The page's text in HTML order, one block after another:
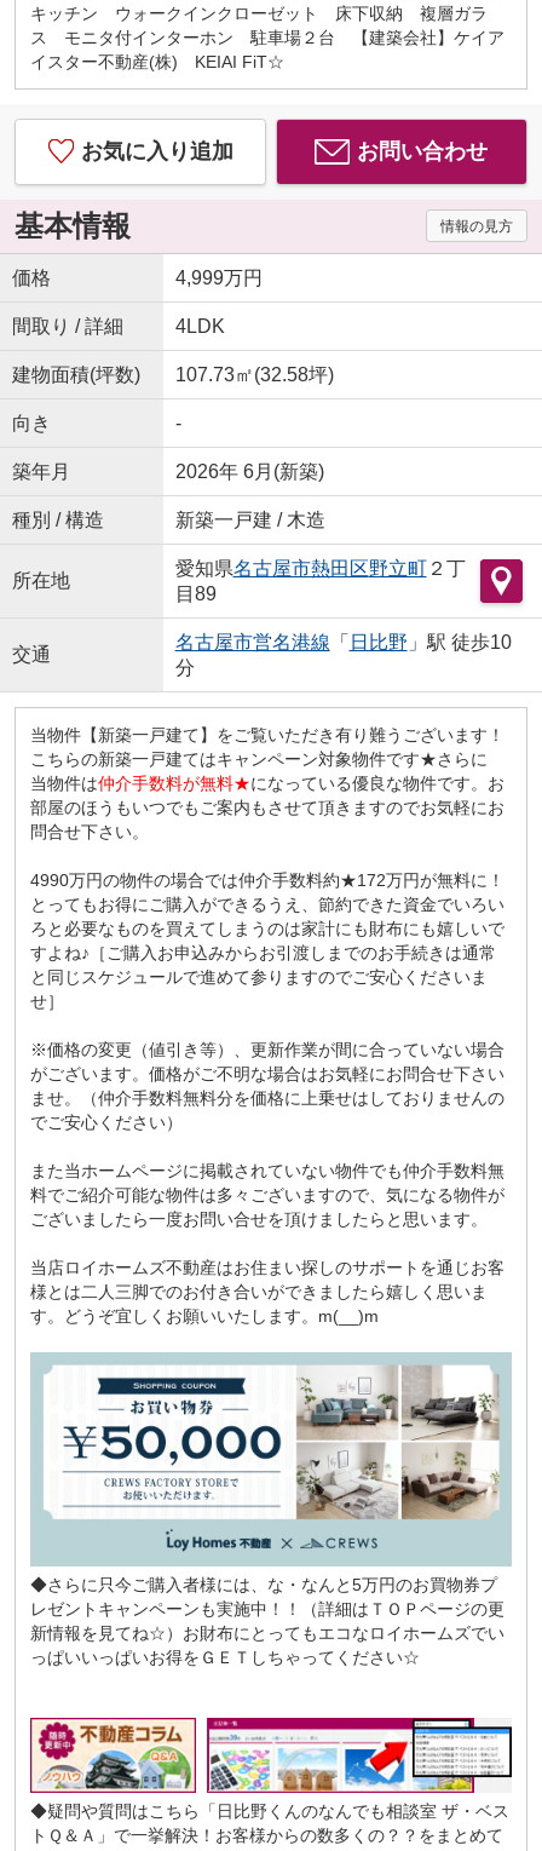
キッチン ウォークインクローゼット 床下収納 複層ガラ
ス モニタ付インターホン 駐車場２台 【建築会社】ケイア
イスター不動産(株) KEIAI FiT☆
お気に入り追加 お問い合わせ
基本情報 情報の見方
価格 4,999万円
間取り / 詳細 4LDK
建物面積(坪数) 107.73㎡(32.58坪)
向き -
築年月 2026年 6月(新築)
種別 / 構造 新築一戸建 / 木造
所在地
愛知県名古屋市熱田区野立町２丁
目89
交通
名古屋市営名港線 「 日比野 」駅 徒歩10
分
当物件【新築一戸建て】をご覧いただき有り難うございます！
こちらの新築一戸建てはキャンペーン対象物件です★さらに
当物件は仲介手数料が無料★になっている優良な物件です。お
部屋のほうもいつでもご案内もさせて頂きますのでお気軽にお
問合せ下さい。
4990万円の物件の場合では仲介手数料約★172万円が無料に！
とってもお得にご購入ができるうえ、節約できた資金でいろい
ろと必要なものを買えてしまうのは家計にも財布にも嬉しいで
すよね♪［ご購入お申込みからお引渡しまでのお手続きは通常
と同じスケジュールで進めて参りますのでご安心くださいま
せ］
※価格の変更（値引き等）、更新作業が間に合っていない場合
がございます。価格がご不明な場合はお気軽にお問合せ下さい
ませ。（仲介手数料無料分を価格に上乗せはしておりませんの
でご安心ください）
また当ホームページに掲載されていない物件でも仲介手数料無
料でご紹介可能な物件は多々ございますので、気になる物件が
ございましたら一度お問い合せを頂けましたらと思います。
当店ロイホームズ不動産はお住まい探しのサポートを通じお客
様とは二人三脚でのお付き合いができましたら嬉しく思いま
す。どうぞ宜しくお願いいたします。m(__)m
◆さらに只今ご購入者様には、な・なんと5万円のお買物券プ
レゼントキャンペーンも実施中！！（詳細はＴＯＰページの更
新情報を見てね☆）お財布にとってもエコなロイホームズでい
っぱいいっぱいお得をＧＥＴしちゃってください☆
◆疑問や質問はこちら
「日比野くんのなんでも相談室 ザ・ベス
トＱ＆Ａ」 で一挙解決！お客様からの数多くの？？をまとめて